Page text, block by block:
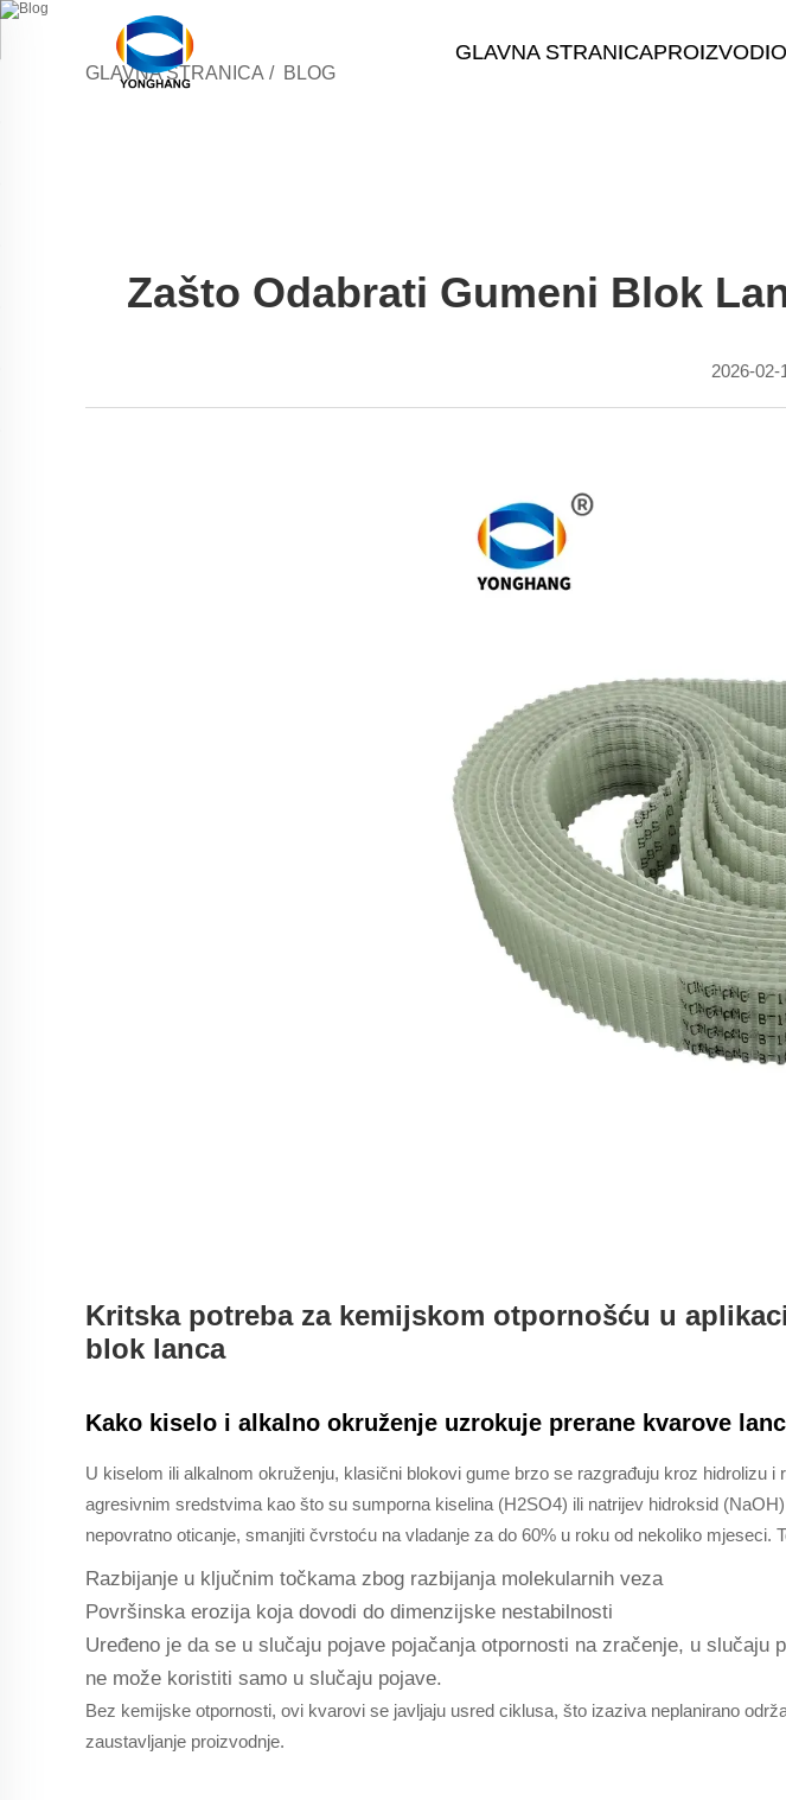
GLAVNA STRANICAPROIZVODI
GLAVNA STRANICA / BLOG
Zašto Odabrati Gumeni Blok
2026-02-
Kritska potreba za kemijskom otpornošću u
blok lanca
Kako kiselo i alkalno okruženje uzrokuje prerane kvarove
U kiselom ili alkalnom okruženju, klasični blokovi gume brzo se razgrađuju kroz hidrolizu i
agresivnim sredstvima kao što su sumporna kiselina (H2SO4) ili natrijev hidroksid
nepovratno oticanje, smanjiti čvrstoću na vladanje za do 60% u roku od nekoliko mjeseci.
Razbijanje u ključnim točkama zbog razbijanja molekularnih veza
Površinska erozija koja dovodi do dimenzijske nestabilnosti
Uređeno je da se u slučaju pojave pojačanja otpornosti na zračenje, u slučaju
ne može koristiti samo u slučaju pojave.
Bez kemijske otpornosti, ovi kvarovi se javljaju usred ciklusa, što izaziva neplanirano
zaustavljanje proizvodnje.